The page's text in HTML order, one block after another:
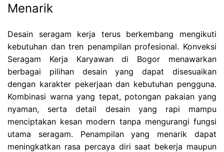
Menarik
Desain seragam kerja terus berkembang mengikuti
kebutuhan dan tren penampilan profesional. Konveksi
Seragam Kerja Karyawan di Bogor menawarkan
berbagai pilihan desain yang dapat disesuaikan
dengan karakter pekerjaan dan kebutuhan pengguna.
Kombinasi warna yang tepat, potongan pakaian yang
nyaman, serta detail desain yang rapi mampu
menciptakan kesan modern tanpa mengurangi fungsi
utama seragam. Penampilan yang menarik dapat
meningkatkan rasa percaya diri saat bekerja maupun